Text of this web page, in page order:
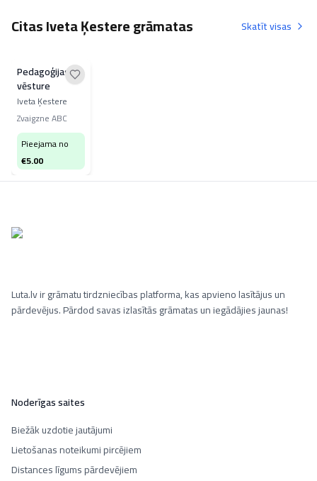
Citas Iveta Ķestere grāmatas Skatīt visas
Pedagoģijas
vēsture
Iveta Ķestere
Zvaigzne ABC
Pieejama no
€5.00
Luta.lv ir grāmatu tirdzniecības platforma, kas apvieno lasītājus un
pārdevējus. Pārdod savas izlasītās grāmatas un iegādājies jaunas!
Noderīgas saites
Biežāk uzdotie jautājumi
Lietošanas noteikumi pircējiem
Distances līgums pārdevējiem